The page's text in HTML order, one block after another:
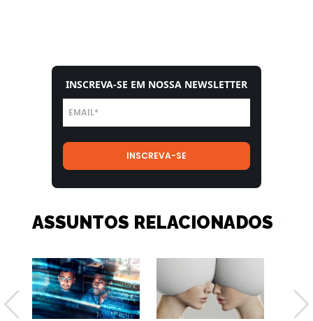
INSCREVA-SE EM NOSSA NEWSLETTER
ASSUNTOS RELACIONADOS